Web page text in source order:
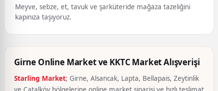
Meyve, sebze, et, tavuk ve şarküteride mağaza tazeliğini
kapınıza taşıyoruz.
Girne Online Market ve KKTC Market Alışverişi
Starling Market; Girne, Alsancak, Lapta, Bellapais, Zeytinlik